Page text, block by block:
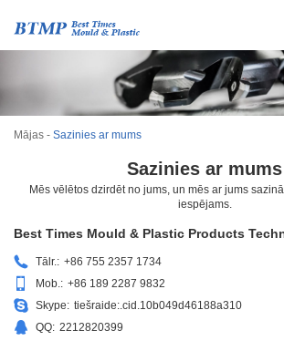
Mājas - Sazinies ar mums
Sazinies ar mums
Mēs vēlētos dzirdēt no jums, un mēs ar jums
iespējams.
Best Times Mould & Plastic Products
Tālr.: +86 755 2357 1734
Mob.: +86 189 2287 9832
Skype: tiešraide:.cid.10b049d46188a310
QQ: 2212820399